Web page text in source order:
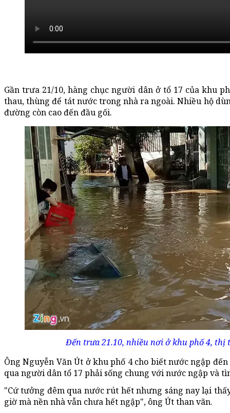
Gần trưa 21/10, hàng chục người dân ở tổ 17 của khu
thau, thùng để tát nước trong nhà ra ngoài. Nhiều hộ
đường còn cao đến đầu gối.
Đến trưa 21.10, nhiều nơi ở khu phố 4, thị
Ông Nguyễn Văn Út ở khu phố 4 cho biết nước ngập
qua người dân tổ 17 phải sống chung với nước ngập và
"Cứ tưởng đêm qua nước rút hết nhưng sáng nay lại
giờ mà nền nhà vẫn chưa hết ngập", ông Út than vãn.